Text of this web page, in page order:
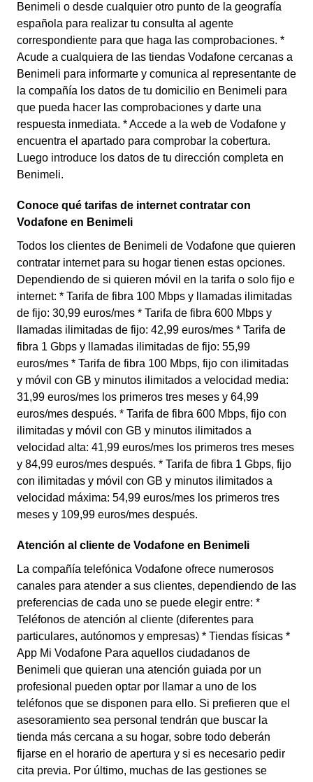
Benimeli o desde cualquier otro punto de la geografía
española para realizar tu consulta al agente
correspondiente para que haga las comprobaciones. *
Acude a cualquiera de las tiendas Vodafone cercanas a
Benimeli para informarte y comunica al representante de
la compañía los datos de tu domicilio en Benimeli para
que pueda hacer las comprobaciones y darte una
respuesta inmediata. * Accede a la web de Vodafone y
encuentra el apartado para comprobar la cobertura.
Luego introduce los datos de tu dirección completa en
Benimeli.
Conoce qué tarifas de internet contratar con
Vodafone en Benimeli
Todos los clientes de Benimeli de Vodafone que quieren
contratar internet para su hogar tienen estas opciones.
Dependiendo de si quieren móvil en la tarifa o solo fijo e
internet: * Tarifa de fibra 100 Mbps y llamadas ilimitadas
de fijo: 30,99 euros/mes * Tarifa de fibra 600 Mbps y
llamadas ilimitadas de fijo: 42,99 euros/mes * Tarifa de
fibra 1 Gbps y llamadas ilimitadas de fijo: 55,99
euros/mes * Tarifa de fibra 100 Mbps, fijo con ilimitadas
y móvil con GB y minutos ilimitados a velocidad media:
31,99 euros/mes los primeros tres meses y 64,99
euros/mes después. * Tarifa de fibra 600 Mbps, fijo con
ilimitadas y móvil con GB y minutos ilimitados a
velocidad alta: 41,99 euros/mes los primeros tres meses
y 84,99 euros/mes después. * Tarifa de fibra 1 Gbps, fijo
con ilimitadas y móvil con GB y minutos ilimitados a
velocidad máxima: 54,99 euros/mes los primeros tres
meses y 109,99 euros/mes después.
Atención al cliente de Vodafone en Benimeli
La compañía telefónica Vodafone ofrece numerosos
canales para atender a sus clientes, dependiendo de las
preferencias de cada uno se puede elegir entre: *
Teléfonos de atención al cliente (diferentes para
particulares, autónomos y empresas) * Tiendas físicas *
App Mi Vodafone Para aquellos ciudadanos de
Benimeli que quieran una atención guiada por un
profesional pueden optar por llamar a uno de los
teléfonos que se disponen para ello. Si prefieren que el
asesoramiento sea personal tendrán que buscar la
tienda más cercana a su hogar, sobre todo deberán
fijarse en el horario de apertura y si es necesario pedir
cita previa. Por último, muchas de las gestiones se